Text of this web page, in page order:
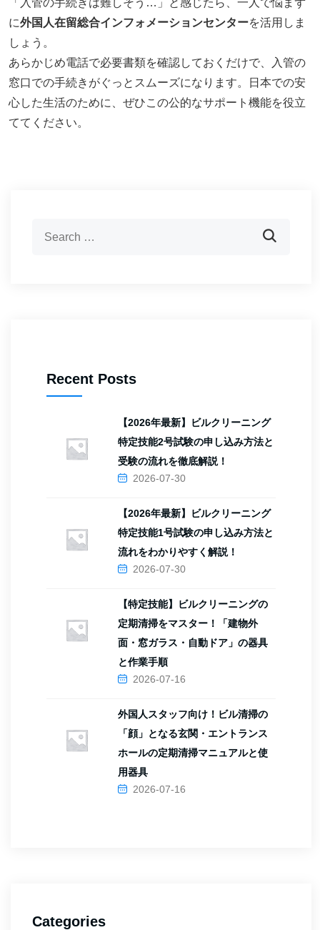
「入管の手続きは難しそう…」と感じたら、一人で悩まず
に外国人在留総合インフォメーションセンターを活用しま
しょう。
あらかじめ電話で必要書類を確認しておくだけで、入管の
窓口での手続きがぐっとスムーズになります。日本での安
心した生活のために、ぜひこの公的なサポート機能を役立
ててください。
Recent Posts
【2026年最新】ビルクリーニング
特定技能2号試験の申し込み方法と
受験の流れを徹底解説！
2026-07-30
【2026年最新】ビルクリーニング
特定技能1号試験の申し込み方法と
流れをわかりやすく解説！
2026-07-30
【特定技能】ビルクリーニングの
定期清掃をマスター！「建物外
面・窓ガラス・自動ドア」の器具
と作業手順
2026-07-16
外国人スタッフ向け！ビル清掃の
「顔」となる玄関・エントランス
ホールの定期清掃マニュアルと使
用器具
2026-07-16
Categories